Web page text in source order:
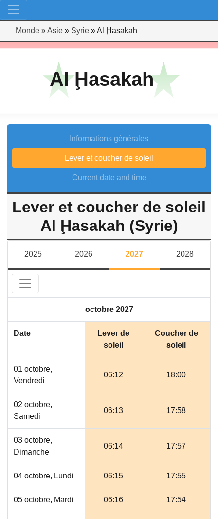
Monde »Asie » Syrie »Al Ḩasakah
Al Ḩasakah
Informations générales
Lever et coucher de soleil
Current date and time
Lever et coucher de soleil
Al Ḩasakah (Syrie)
2025 2026 2027 2028
octobre 2027
Date
Lever de
soleil
Coucher de
soleil
01 octobre,
Vendredi
06:12 18:00
02 octobre,
Samedi
06:13 17:58
03 octobre,
Dimanche
06:14 17:57
04 octobre, Lundi 06:15 17:55
05 octobre, Mardi 06:16 17:54